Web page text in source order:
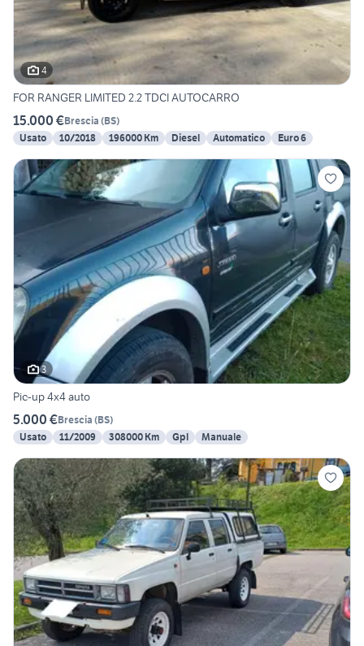
4
FOR RANGER LIMITED 2.2 TDCI AUTOCARRO
15.000 €Brescia (BS)
Usato
10/2018 196000 Km Diesel Automatico Euro 6
3
Pic-up 4x4 auto
5.000 €Brescia (BS)
Usato
11/2009 308000 Km Gpl Manuale